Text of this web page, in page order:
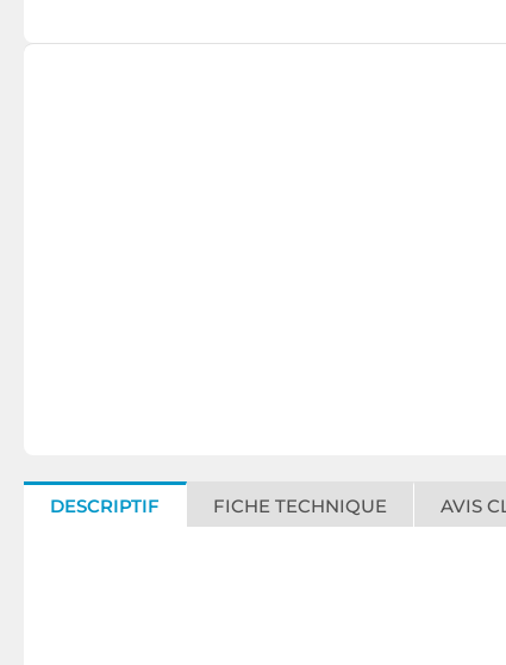
DESCRIPTIF FICHE TECHNIQUE AVIS